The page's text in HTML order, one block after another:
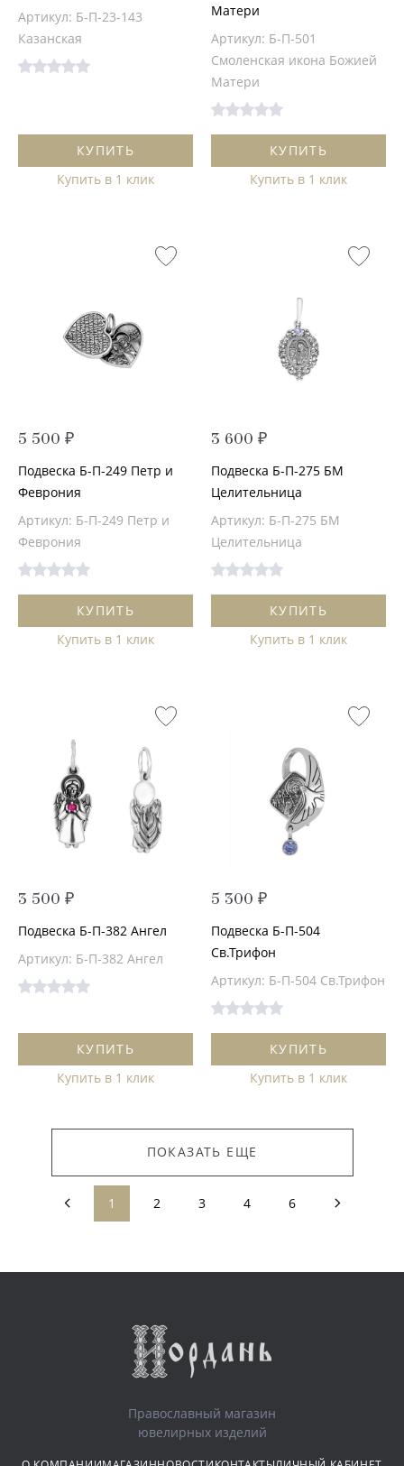
Артикул: Б-П-23-143
Казанская
КУПИТЬ
Купить в 1 клик
Матери
Артикул: Б-П-501
Смоленская икона Божией
Матери
КУПИТЬ
Купить в 1 клик
5 500 ₽
Подвеска Б-П-249 Петр и
Феврония
Артикул: Б-П-249 Петр и
Феврония
КУПИТЬ
Купить в 1 клик
3 600 ₽
Подвеска Б-П-275 БМ
Целительница
Артикул: Б-П-275 БМ
Целительница
КУПИТЬ
Купить в 1 клик
3 500 ₽
Подвеска Б-П-382 Ангел
Артикул: Б-П-382 Ангел
КУПИТЬ
Купить в 1 клик
5 300 ₽
Подвеска Б-П-504
Св.Трифон
Артикул: Б-П-504 Св.Трифон
КУПИТЬ
Купить в 1 клик
ПОКАЗАТЬ ЕЩЕ
1 2 3 4 6
Православный магазин
ювелирных изделий